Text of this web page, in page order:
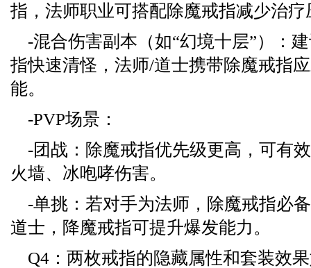
指，法师职业可搭配除魔戒指减少治疗
-混合伤害副本（如“幻境十层”）：
指快速清怪，法师/道士携带除魔戒指
能。
-PVP场景：
-团战：除魔戒指优先级更高，可有
火墙、冰咆哮伤害。
-单挑：若对手为法师，除魔戒指必
道士，降魔戒指可提升爆发能力。
Q4：两枚戒指的隐藏属性和套装效